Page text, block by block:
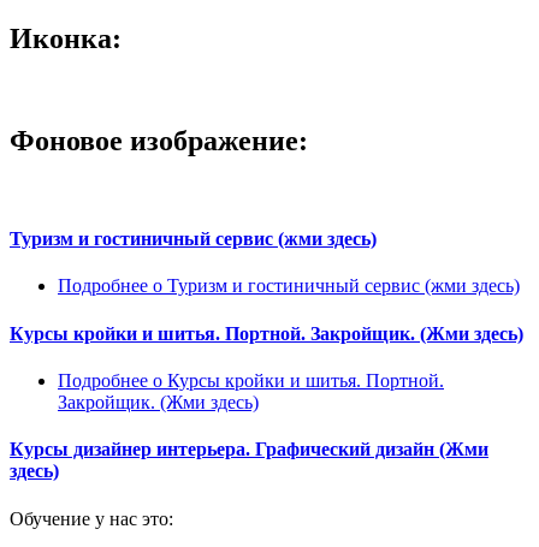
Иконка:
Фоновое изображение:
Туризм и гостиничный сервис (жми здесь)
Подробнее о Туризм и гостиничный сервис (жми здесь)
Курсы кройки и шитья. Портной. Закройщик. (Жми здесь)
Подробнее о Курсы кройки и шитья. Портной.
Закройщик. (Жми здесь)
Курсы дизайнер интерьера. Графический дизайн (Жми
здесь)
Обучение у нас это: